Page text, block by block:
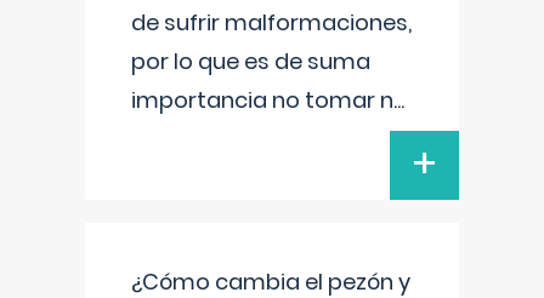
de sufrir malformaciones,
por lo que es de suma
importancia no tomar n...
+
¿Cómo cambia el pezón y